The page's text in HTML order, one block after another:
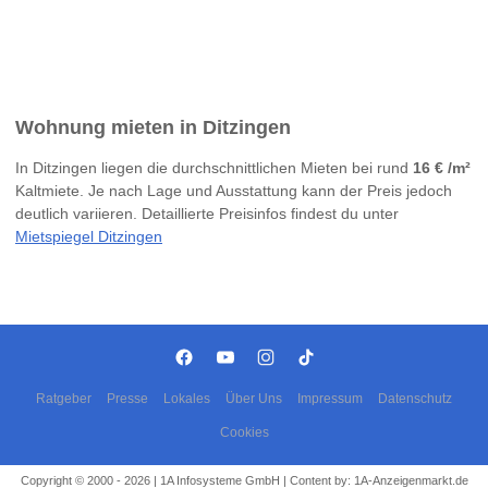
Wohnung mieten in Ditzingen
In Ditzingen liegen die durchschnittlichen Mieten bei rund 16 € /m²
Kaltmiete. Je nach Lage und Ausstattung kann der Preis jedoch
deutlich variieren. Detaillierte Preisinfos findest du unter
Mietspiegel Ditzingen
Ratgeber Presse Lokales Über Uns Impressum Datenschutz
Cookies
Copyright © 2000 - 2026 | 1A Infosysteme GmbH | Content by: 1A-Anzeigenmarkt.de